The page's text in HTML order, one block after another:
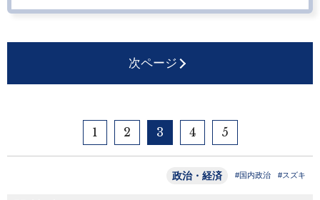
次ページ
1 2 3 4 5
政治・経済 #国内政治 #スズキ